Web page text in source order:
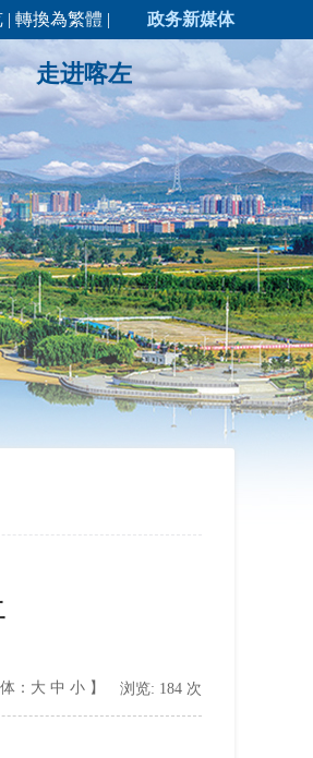
| 轉換為繁體 | 政务新媒体
走进喀左
： 大 中 小 】 浏览: 184 次